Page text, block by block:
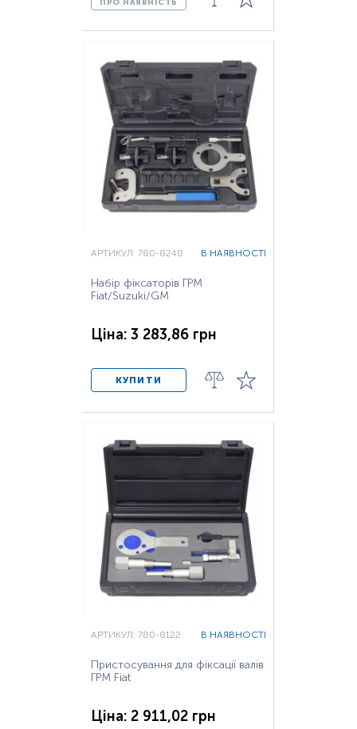
ПРО НАЯВНІСТЬ
АРТИКУЛ: 780-8248 В НАЯВНОСТІ
Набір фіксаторів ГРМ
Fiat/Suzuki/GM
Ціна: 3 283,86 грн
КУПИТИ
АРТИКУЛ: 780-8122 В НАЯВНОСТІ
Пристосування для фіксації валів
ГРМ Fiat
Ціна: 2 911,02 грн